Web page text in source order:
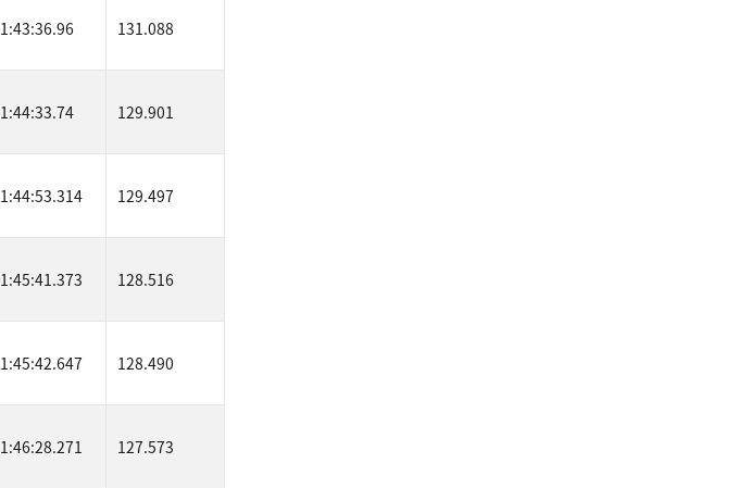
1:43:36.96 131.088
1:44:33.74 129.901
1:44:53.314 129.497
1:45:41.373 128.516
1:45:42.647 128.490
1:46:28.271 127.573